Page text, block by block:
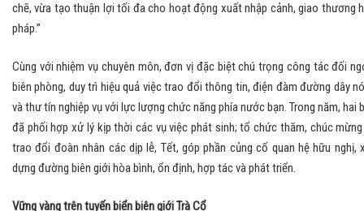
chẽ, vừa tạo thuận lợi tối đa cho hoạt động xuất nhập cảnh, giao thương
pháp.”
Cùng với nhiệm vụ chuyên môn, đơn vị đặc biệt chú trọng công tác đối
biên phòng, duy trì hiệu quả việc trao đổi thông tin, điện đàm đường dây
và thư tín nghiệp vụ với lực lượng chức năng phía nước bạn. Trong năm, hai
đã phối hợp xử lý kịp thời các vụ việc phát sinh; tổ chức thăm, chúc
trao đổi đoàn nhân các dịp lễ, Tết, góp phần củng cố quan hệ hữu nghị,
dựng đường biên giới hòa bình, ổn định, hợp tác và phát triển.
Vững vàng trên tuyến biển biên giới Trà Cổ